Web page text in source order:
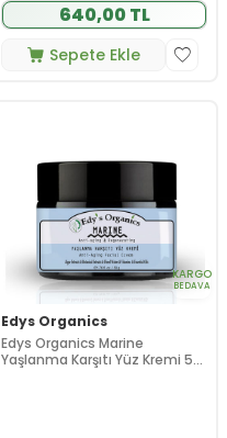
640,00 TL
Sepete Ekle
KARGO
BEDAVA
Edys Organics
Edys Organics Marine
Yaşlanma Karşıtı Yüz Kremi 50